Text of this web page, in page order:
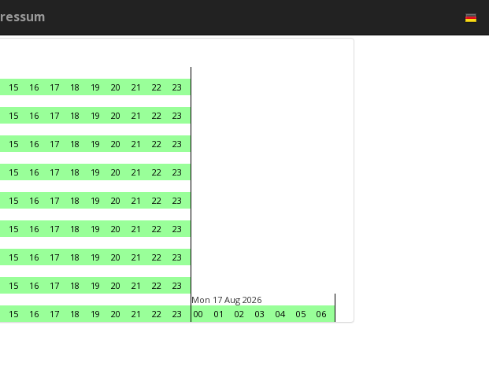
15 16 17 18 19 20 21 22
23
15 16 17 18 19 20 21 22
23
15 16 17 18 19 20 21 22
23
15 16 17 18 19 20 21 22
23
15 16 17 18 19 20 21 22
23
15 16 17 18 19 20 21 22
23
15 16 17 18 19 20 21 22
23
15 16 17 18 19 20 21 22
23
15 16 17 18 19 20 21 22 23
Mon 17 Aug 2026
00
01 02 03 04 05 06